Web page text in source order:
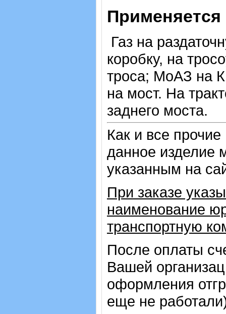
Газ на
коробку, на
троса; МоАЗ на
на мост. На
заднего моста.
Как и все
данное изделие
указанным на
При заказе
наименование
транспортную
После оплаты
Вашей
оформления
еще не